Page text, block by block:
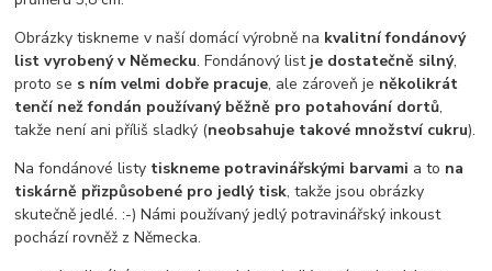
Obrázky tiskneme v naší domácí výrobně na kvalitní fondánový
list vyrobený v Německu. Fondánový list je dostatečně silný,
proto se s ním velmi dobře pracuje, ale zároveň je několikrát
tenčí než fondán používaný běžně pro potahování dortů,
takže není ani příliš sladký (neobsahuje takové množství cukru).
Na fondánové listy tiskneme potravinářskými barvami a to na
tiskárně přizpůsobené pro jedlý tisk, takže jsou obrázky
skutečně jedlé. :-) Námi používaný jedlý potravinářský inkoust
pochází rovněž z Německa.